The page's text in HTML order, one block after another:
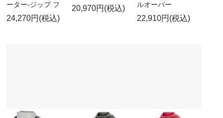
ーター-ジップ フ
24,270円(税込)
20,970円(税込)
ルオーバー
22,910円(税込)